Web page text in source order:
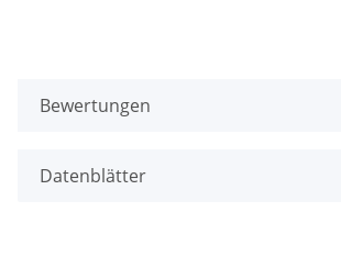
Bewertungen
Datenblätter